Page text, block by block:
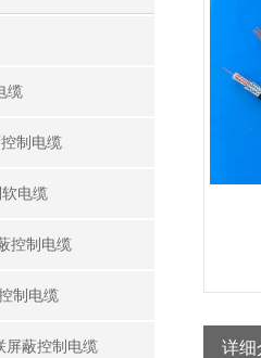
缆
制电缆
电缆
控制电缆
制电缆
屏蔽控制电缆 详细